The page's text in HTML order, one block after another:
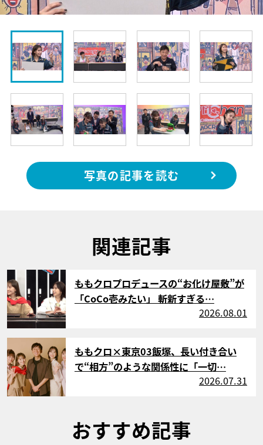
写真の記事を読む
関連記事
サムネイル
ももクロプロデュースの“お化け屋敷”が
「CoCo壱みたい」 斬新すぎる…
2026.08.01
サムネイル
ももクロ×東京03飯塚、長い付き合い
で“相方”のような関係性に「一切…
2026.07.31
おすすめ記事